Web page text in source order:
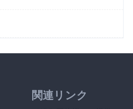
関連リンク